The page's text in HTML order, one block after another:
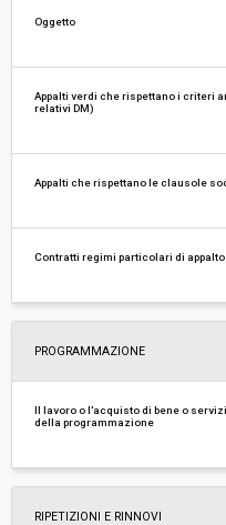
Costi di sicurezza non soggetti a
Oggetto
Appalti verdi che rispettano i criteri
relativi DM)
Appalti che rispettano le clausole
Contratti regimi particolari di
PROGRAMMAZIONE
Il lavoro o l'acquisto di bene o
della programmazione
RIPETIZIONI E RINNOVI